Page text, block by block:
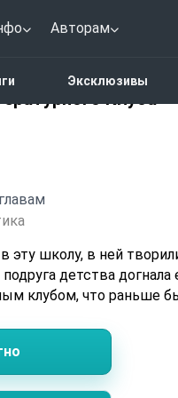
Авторам
Эксклюзивы
Клуба
эту школу, в ней
детства догнала
клубом, что раньше